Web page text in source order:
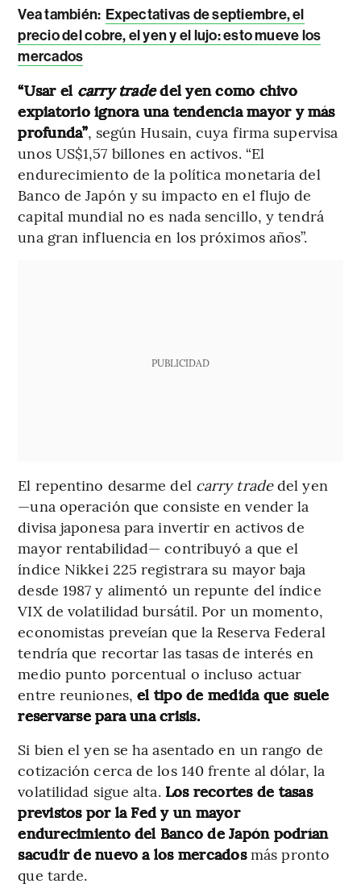
Vea también: Expectativas de septiembre, el
precio del cobre, el yen y el lujo: esto mueve los
mercados
“Usar el carry tradedel yen como chivo
expiatorio ignora una tendencia mayor y más
profunda”, según Husain, cuya firma supervisa
unos US$1,57 billones en activos. “El
endurecimiento de la política monetaria del
Banco de Japón y su impacto en el flujo de
capital mundial no es nada sencillo, y tendrá
una gran influencia en los próximos años”.
PUBLICIDAD
El repentino desarme del carry tradedel yen
—una operación que consiste en vender la
divisa japonesa para invertir en activos de
mayor rentabilidad— contribuyó a que el
índice Nikkei 225 registrara su mayor baja
desde 1987 y alimentó un repunte del índice
VIX de volatilidad bursátil. Por un momento,
economistas preveían que la Reserva Federal
tendría que recortar las tasas de interés en
medio punto porcentual o incluso actuar
entre reuniones, el tipo de medida que suele
reservarse para una crisis.
Si bien el yen se ha asentado en un rango de
cotización cerca de los 140 frente al dólar, la
volatilidad sigue alta. Los recortes de tasas
previstos por la Fed y un mayor
endurecimiento del Banco de Japón podrían
sacudir de nuevo a los mercadosmás pronto
que tarde.